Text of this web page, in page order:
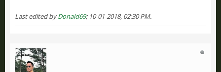
Last edited byDonald69; 10-01-2018, 02:30 PM.